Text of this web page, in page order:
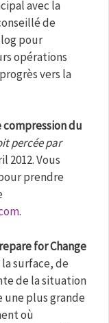
avec la
de
pour
opérations
vers la
du
percée par
2012. Vous
prendre
.
for Change
surface, de
de la situation
plus grande
où